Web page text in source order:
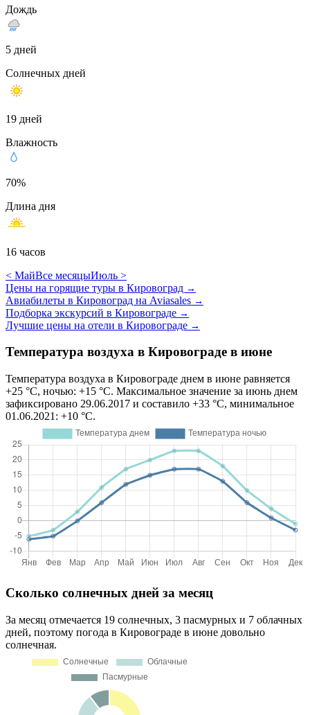
Дождь
5 дней
Солнечных дней
19 дней
Влажность
70%
Длина дня
16 часов
< МайВсе месяцыИюль >
Цены на горящие туры в Кировоград →
Авиабилеты в Кировоград на Aviasales →
Подборка экскурсий в Кировограде →
Лучшие цены на отели в Кировограде →
Температура воздуха в Кировограде в июне
Температура воздуха в Кировограде днем в июне равняется
+25 °C, ночью: +15 °C. Максимальное значение за июнь днем
зафиксировано 29.06.2017 и составило +33 °C, минимальное
01.06.2021: +10 °C.
Сколько солнечных дней за месяц
За месяц отмечается 19 солнечных, 3 пасмурных и 7 облачных
дней, поэтому погода в Кировограде в июне довольно
солнечная.